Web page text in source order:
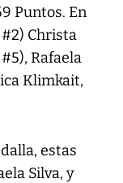
Puntos. En
Christa
Rafaela
Klimkait,
estas
Silva, y